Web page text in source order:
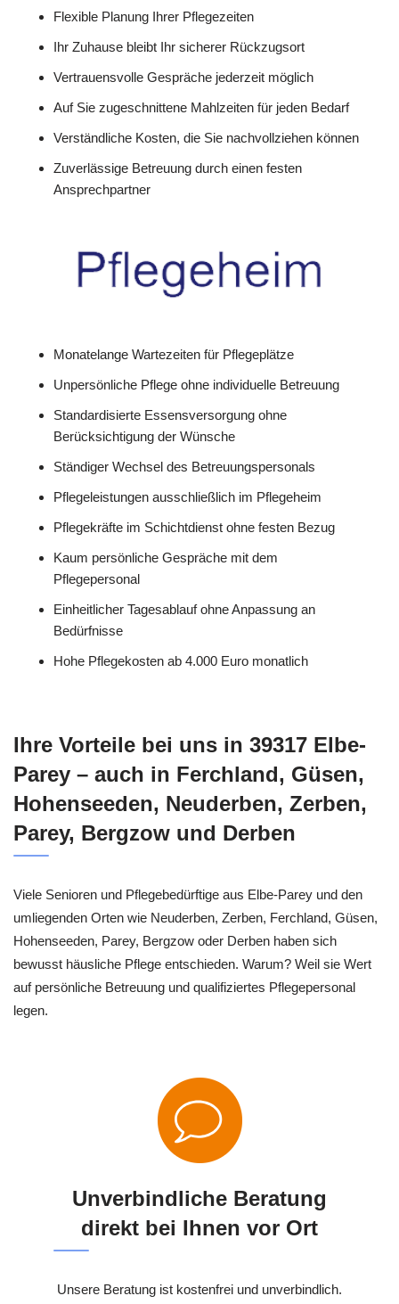
Flexible Planung Ihrer Pflegezeiten
Ihr Zuhause bleibt Ihr sicherer Rückzugsort
Vertrauensvolle Gespräche jederzeit möglich
Auf Sie zugeschnittene Mahlzeiten für jeden Bedarf
Verständliche Kosten, die Sie nachvollziehen können
Zuverlässige Betreuung durch einen festen
Ansprechpartner
Monatelange Wartezeiten für Pflegeplätze
Unpersönliche Pflege ohne individuelle Betreuung
Standardisierte Essensversorgung ohne
Berücksichtigung der Wünsche
Ständiger Wechsel des Betreuungspersonals
Pflegeleistungen ausschließlich im Pflegeheim
Pflegekräfte im Schichtdienst ohne festen Bezug
Kaum persönliche Gespräche mit dem
Pflegepersonal
Einheitlicher Tagesablauf ohne Anpassung an
Bedürfnisse
Hohe Pflegekosten ab 4.000 Euro monatlich
Ihre Vorteile bei uns in 39317 Elbe-
Parey – auch in Ferchland, Güsen,
Hohenseeden, Neuderben, Zerben,
Parey, Bergzow und Derben
Viele Senioren und Pflegebedürftige aus Elbe-Parey und den
umliegenden Orten wie Neuderben, Zerben, Ferchland, Güsen,
Hohenseeden, Parey, Bergzow oder Derben haben sich
bewusst häusliche Pflege entschieden. Warum? Weil sie Wert
auf persönliche Betreuung und qualifiziertes Pflegepersonal
legen.
Unverbindliche Beratung
direkt bei Ihnen vor Ort
Unsere Beratung ist kostenfrei und unverbindlich.